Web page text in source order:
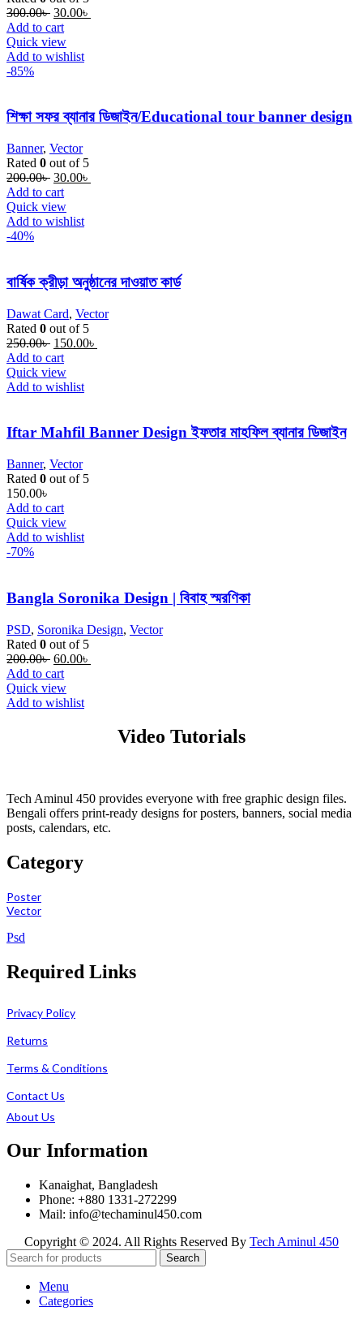
300.00৳ Original
price
was:
300.00৳ .
30.00৳
Add to cart
Quick view
Add to wishlist
-85%
শিক্ষা সফর ব্যানার ডিজাইন/Educational tour banner design
Banner, Vector
Rated 0 out of 5
200.00৳ Original
price
was:
200.00৳ .
30.00৳
Add to cart
Quick view
Add to wishlist
-40%
বার্ষিক ক্রীড়া অনুষ্ঠানের দাওয়াত কার্ড
Dawat Card, Vector
Rated 0 out of 5
250.00৳ Original
price
was:
250.00৳ .
150.00৳
Add to cart
Quick view
Add to wishlist
Iftar Mahfil Banner Design ইফতার মাহফিল ব্যানার ডিজাইন
Banner, Vector
Rated 0 out of 5
150.00৳
Add to cart
Quick view
Add to wishlist
-70%
Bangla Soronika Design | বিবাহ স্মরণিকা
PSD, Soronika Design, Vector
Rated 0 out of 5
200.00৳ Original
price
was:
200.00৳ .
60.00৳
Add to cart
Quick view
Add to wishlist
Video Tutorials
Tech Aminul 450 provides everyone with free graphic design files.
Bengali offers print-ready designs for posters, banners, social media
posts, calendars, etc.
Category
Poster
Vector
Psd
Required Links
Privacy Policy
Returns
Terms & Conditions
Contact Us
About Us
Our Information
Kanaighat, Bangladesh
Phone: +880 1331-272299
Mail: info@techaminul450.com
Copyright © 2024. All Rights Reserved By Tech Aminul 450
Search
Menu
Categories